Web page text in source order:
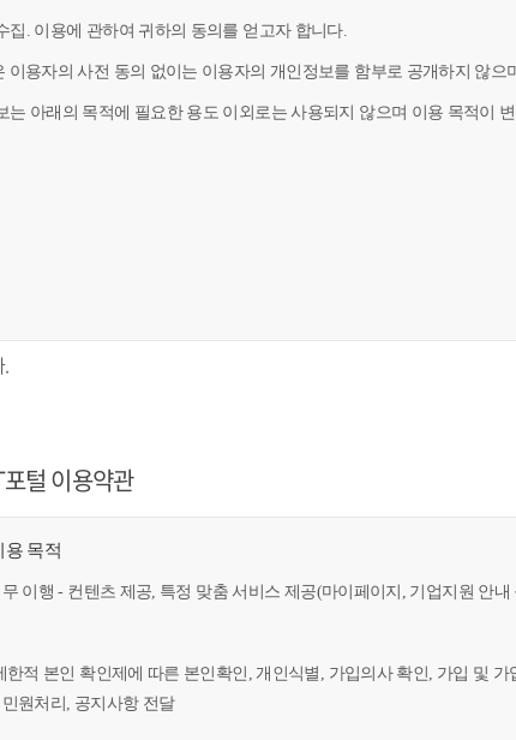
집. 이용에 관하여 귀하의 동의를 얻고자 합니다.
이용자의 사전 동의 없이는 이용자의 개인정보를 함부로 공개하지 않
는 아래의 목적에 필요한 용도 이외로는 사용되지 않으며 이용 목적이
.
털 이용약관
용 목적
이행 - 컨텐츠 제공, 특정 맞춤 서비스 제공(마이페이지, 기업지원 안내
적 본인 확인제에 따른 본인확인, 개인식별, 가입의사 확인, 가입 및
원처리, 공지사항 전달